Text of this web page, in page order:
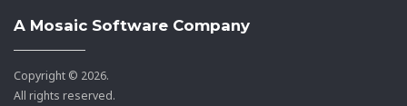
A Mosaic Software Company
Copyright © 2026.
All rights reserved.